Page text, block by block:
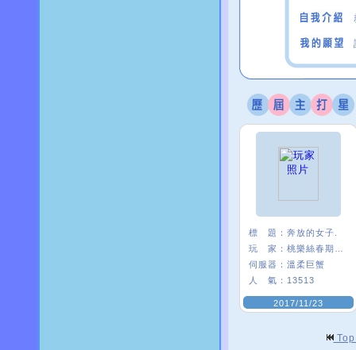
標 題： 奔放的女子.
玩 家：
伺服器： 溫柔巨蟹
人 氣： 13513
2017/11/23